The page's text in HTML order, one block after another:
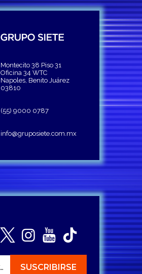
Montecito 38 Piso 31
Oficina 34 WTC
Napoles, Benito Juárez
03810
(55) 9000 0787
info@gruposiete.com.mx